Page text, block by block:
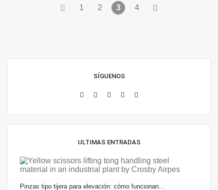
1 2 3 4
SÍGUENOS
ULTIMAS ENTRADAS
Pinzas tipo tijera para elevación: cómo funcionan…